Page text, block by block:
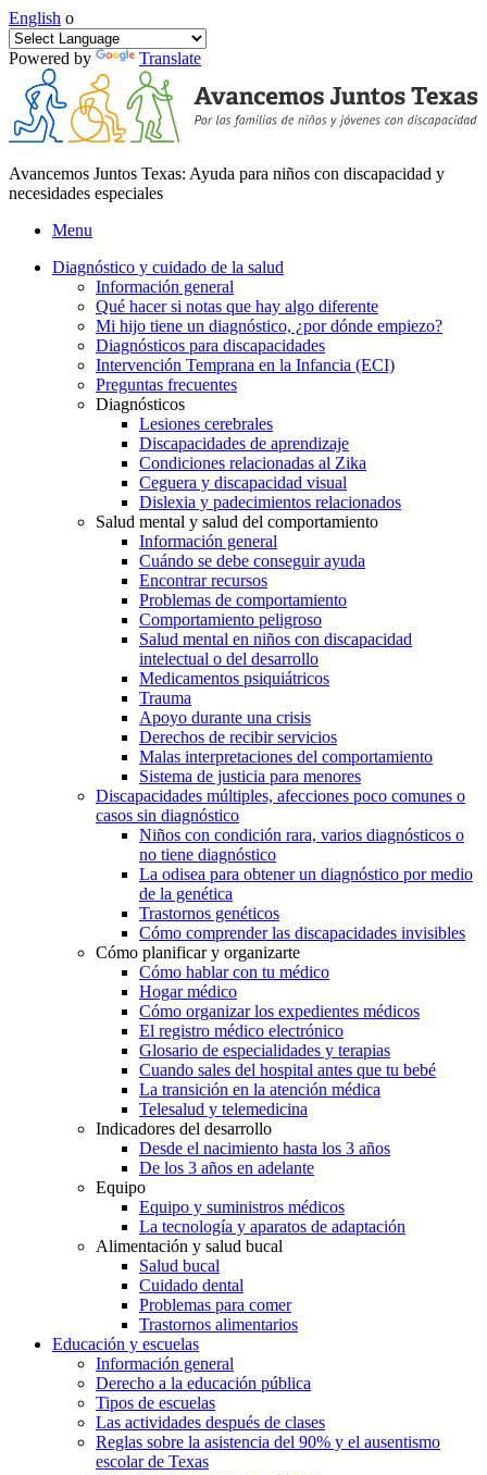
English o
Powered by Translate
Avancemos Juntos Texas: Ayuda para niños con discapacidad y
necesidades especiales
Menu
Diagnóstico y cuidado de la salud
Información general
Qué hacer si notas que hay algo diferente
Mi hijo tiene un diagnóstico, ¿por dónde empiezo?
Diagnósticos para discapacidades
Intervención Temprana en la Infancia (ECI)
Preguntas frecuentes
Diagnósticos
Lesiones cerebrales
Discapacidades de aprendizaje
Condiciones relacionadas al Zika
Ceguera y discapacidad visual
Dislexia y padecimientos relacionados
Salud mental y salud del comportamiento
Información general
Cuándo se debe conseguir ayuda
Encontrar recursos
Problemas de comportamiento
Comportamiento peligroso
Salud mental en niños con discapacidad
intelectual o del desarrollo
Medicamentos psiquiátricos
Trauma
Apoyo durante una crisis
Derechos de recibir servicios
Malas interpretaciones del comportamiento
Sistema de justicia para menores
Discapacidades múltiples, afecciones poco comunes o
casos sin diagnóstico
Niños con condición rara, varios diagnósticos o
no tiene diagnóstico
La odisea para obtener un diagnóstico por medio
de la genética
Trastornos genéticos
Cómo comprender las discapacidades invisibles
Cómo planificar y organizarte
Cómo hablar con tu médico
Hogar médico
Cómo organizar los expedientes médicos
El registro médico electrónico
Glosario de especialidades y terapias
Cuando sales del hospital antes que tu bebé
La transición en la atención médica
Telesalud y telemedicina
Indicadores del desarrollo
Desde el nacimiento hasta los 3 años
De los 3 años en adelante
Equipo
Equipo y suministros médicos
La tecnología y aparatos de adaptación
Alimentación y salud bucal
Salud bucal
Cuidado dental
Problemas para comer
Trastornos alimentarios
Educación y escuelas
Información general
Derecho a la educación pública
Tipos de escuelas
Las actividades después de clases
Reglas sobre la asistencia del 90% y el ausentismo
escolar de Texas